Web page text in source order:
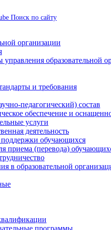
Поиск по сайту
организации
образовательной
и требования
педагогический) состав
обеспечение и
услуги
деятельность
обучающихся
приема (перевода)
в образовательной
программы